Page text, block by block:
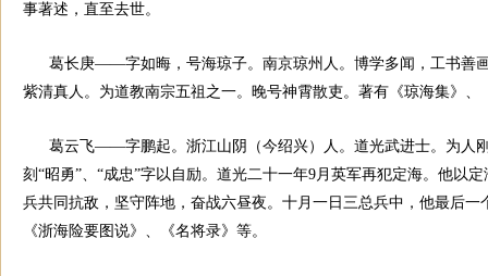
事著述，直至去世。
葛长庚——字如晦，号海琼子。南京琼州人。博学多闻，工书善
紫清真人。为道教南宗五祖之一。晚号神霄散吏。著有《琼海集》、
葛云飞——字鹏起。浙江山阴（今绍兴）人。道光武进士。为人
刻“昭勇”、“成忠”字以自励。道光二十一年9月英军再犯定海。他以
兵共同抗敌，坚守阵地，奋战六昼夜。十月一日三总兵中，他最后
《浙海险要图说》、《名将录》等。